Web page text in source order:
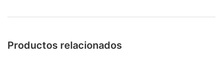
Productos relacionados